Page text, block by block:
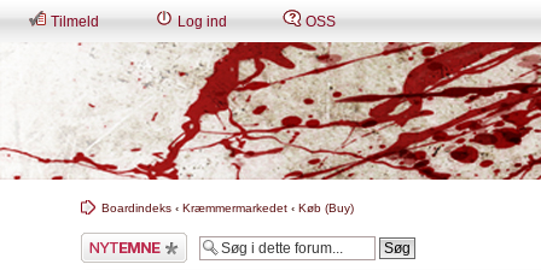
Tilmeld Log ind OSS
Boardindeks ‹ Kræmmermarkedet ‹ Køb (Buy)
Skriv et nyt emne